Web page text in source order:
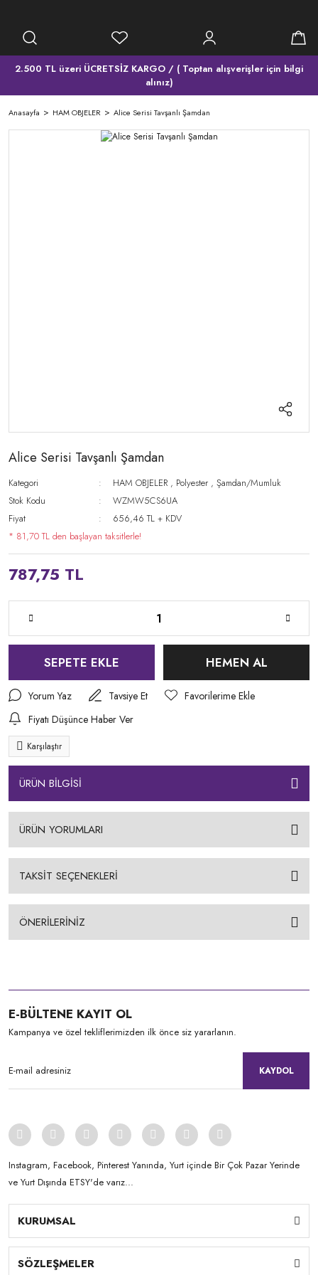
2.500 TL üzeri ÜCRETSİZ KARGO / ( Toptan alışverişler için bilgi
alınız)
Anasayfa HAM OBJELER Alice Serisi Tavşanlı Şamdan
Alice Serisi Tavşanlı Şamdan
Kategori HAM OBJELER , Polyester ,Şamdan/Mumluk
Stok Kodu
WZMW5CS6UA
Fiyat
656,46 TL + KDV
* 81,70 TL den başlayan taksitlerle!
787,75 TL
SEPETE EKLE HEMEN AL
Yorum Yaz
Tavsiye Et
Fiyatı Düşünce Haber Ver
Karşılaştır
ÜRÜN BİLGİSİ
ÜRÜN YORUMLARI
TAKSİT SEÇENEKLERİ
ÖNERİLERİNİZ
E-BÜLTENE KAYIT OL
Kampanya ve özel tekliflerimizden ilk önce siz yararlanın.
KAYDOL
Instagram, Facebook, Pinterest Yanında, Yurt içinde Bir Çok Pazar Yerinde
ve Yurt Dışında ETSY'de varız...
KURUMSAL
SÖZLEŞMELER